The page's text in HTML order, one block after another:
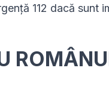
112 dacă sunt